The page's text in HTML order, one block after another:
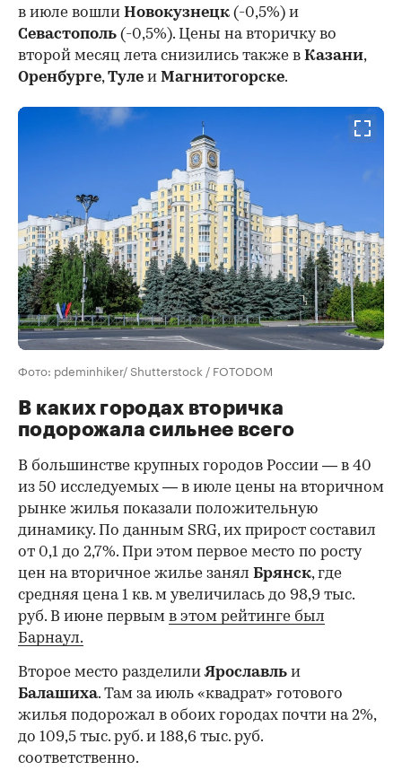
в июле вошли Новокузнецк (-0,5%) и
Севастополь (-0,5%). Цены на вторичку во
второй месяц лета снизились также в Казани,
Оренбурге,Туле и Магнитогорске.
Фото: pdeminhiker/ Shutterstock / FOTODOM
В каких городах вторичка
подорожала сильнее всего
В большинстве крупных городов России — в 40
из 50 исследуемых — в июле цены на вторичном
рынке жилья показали положительную
динамику. По данным SRG, их прирост составил
от 0,1 до 2,7%. При этом первое место по росту
цен на вторичное жилье занял Брянск, где
средняя цена 1 кв. м увеличилась до 98,9 тыс.
руб. В июне первым в этом рейтинге был
Барнаул.
Второе место разделилиЯрославль и
Балашиха. Там за июль «квадрат» готового
жилья подорожал в обоих городах почти на 2%,
до 109,5 тыс. руб. и 188,6 тыс. руб.
соответственно.